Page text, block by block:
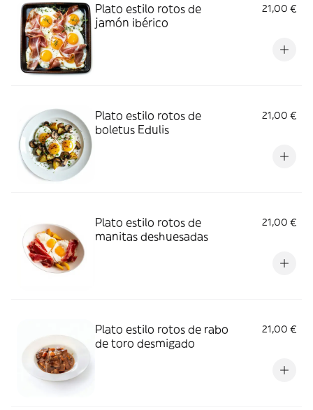
Plato estilo rotos de
jamón ibérico
21,00 €
Plato estilo rotos de
boletus Edulis
21,00 €
Plato estilo rotos de
manitas deshuesadas
21,00 €
Plato estilo rotos de rabo
de toro desmigado
21,00 €